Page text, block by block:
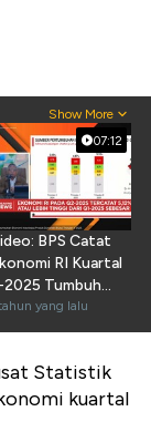
Show More
07:12
BPS Catat
RI Kuartal
2025 Tumbuh
(yoy)
yang lalu
Statistik
kuartal